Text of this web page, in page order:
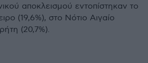
αποκλεισμού εντοπίστηκαν το
(19,6%), στο Νότιο Αιγαίο
(20,7%).